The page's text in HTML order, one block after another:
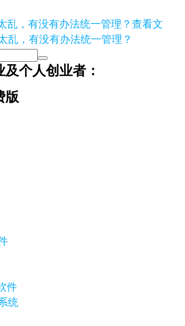
查看文
乱，有没有办法统一管理？
个人创业者：
版
件
统